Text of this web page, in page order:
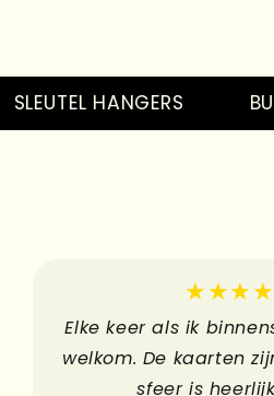
HANGERS
Elke keer als ik
welkom. De kaarten
sfeer is